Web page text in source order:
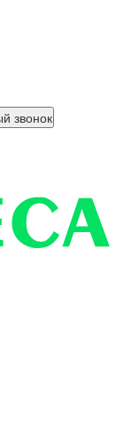
Обратный звонок